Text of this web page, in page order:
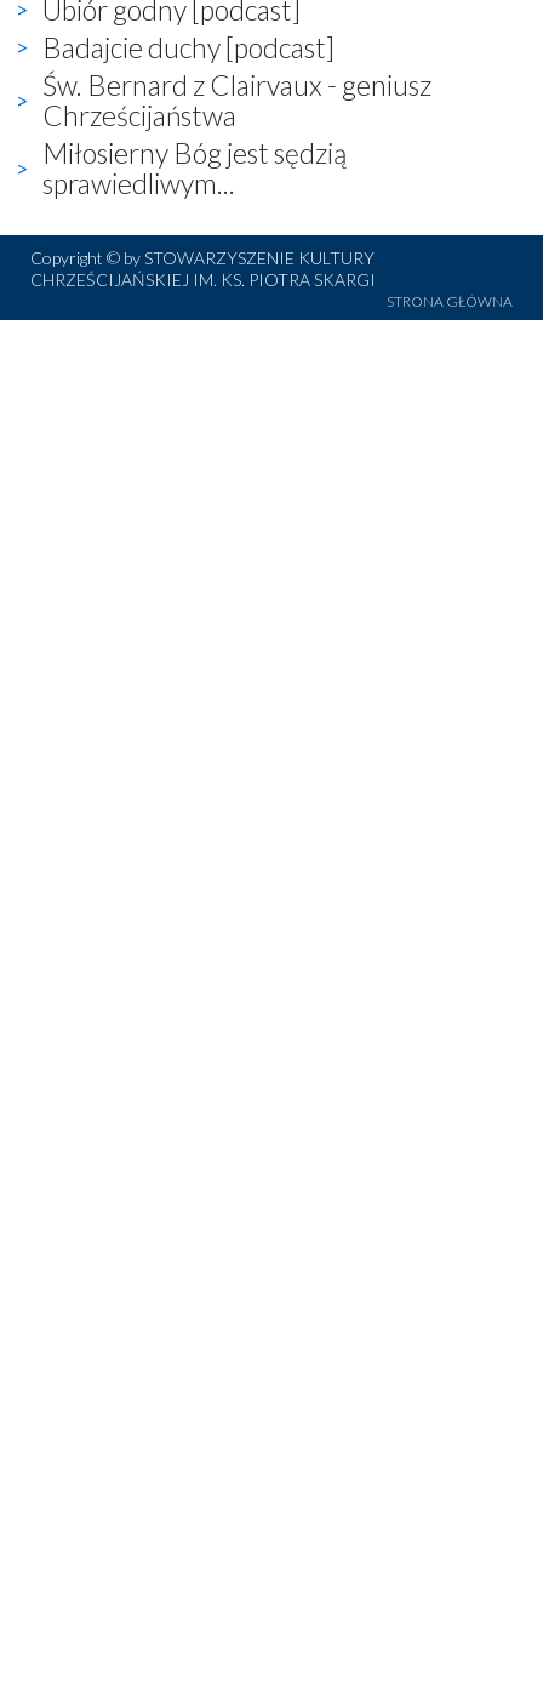
Ubiór godny [podcast]
Badajcie duchy [podcast]
Św. Bernard z Clairvaux - geniusz
Chrześcijaństwa
Miłosierny Bóg jest sędzią
sprawiedliwym...
Copyright © by STOWARZYSZENIE KULTURY
CHRZEŚCIJAŃSKIEJ IM. KS. PIOTRA SKARGI
STRONA GŁÓWNA